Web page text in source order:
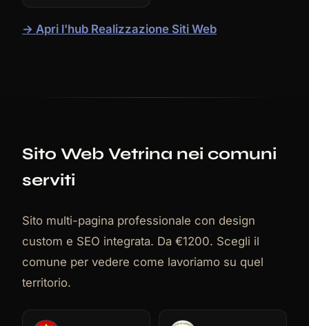
→ Apri l'hub Realizzazione Siti Web
Sito Web Vetrina nei comuni
serviti
Sito multi-pagina professionale con design
custom e SEO integrata. Da €1200. Scegli il
comune per vedere come lavoriamo su quel
territorio.